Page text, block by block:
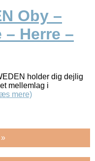
Oby –
Herre –
holder dig dejlig
mellemlag i
mere)